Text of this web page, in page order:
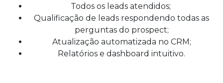
Todos os leads atendidos;
Qualificação de leads respondendo todas as
perguntas do prospect;
Atualização automatizada no CRM;
Relatórios e dashboard intuitivo.